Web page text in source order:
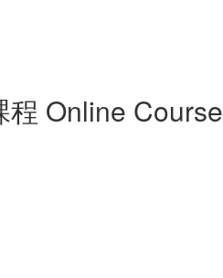
程 Online Course